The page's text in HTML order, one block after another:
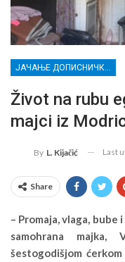
Život na rubu
majci iz
By L. Kijačić Last
Share
– Promaja, vlaga, bube
samohrana majka,
šestogodišjom